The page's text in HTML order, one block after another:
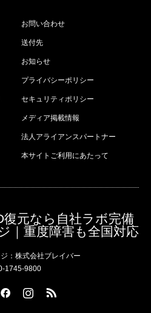
お問い合わせ
送付先
お知らせ
プライバシーポリシー
セキュリティポリシー
メディア掲載情報
法人アライアンスパートナー
本サイトご利用にあたって
復元なら自社ラボ完備
｜重度障害も全国対応
：株式会社ブレイバー
1745-9800